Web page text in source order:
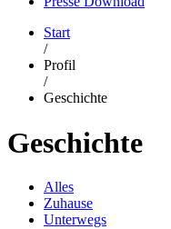
Start
/
Profil
/
Geschichte
Geschichte
Alles
Zuhause
Unterwegs